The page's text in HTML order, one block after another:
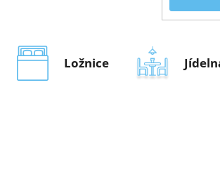
Ložnice